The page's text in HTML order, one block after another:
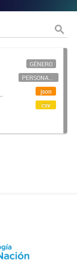
GÉNERO
PERSONAL CIENTÍFICO-TECNOLÓGICO
json
csv